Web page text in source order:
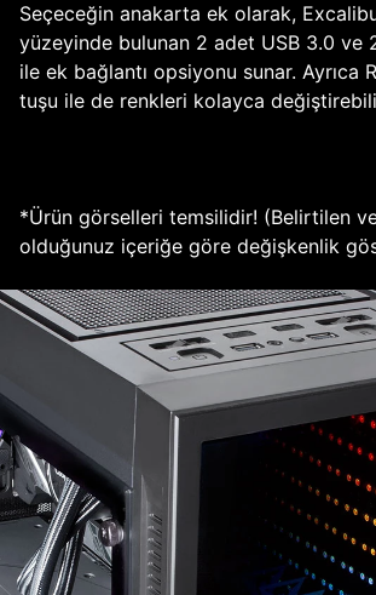
Seçeceğin anakarta ek olarak,
yüzeyinde bulunan 2 adet USB 3.0 ve
ile ek bağlantı opsiyonu sunar. Ayrıca
tuşu ile de renkleri kolayca
*Ürün görselleri temsilidir! (Belirtilen
olduğunuz içeriğe göre değişkenlik